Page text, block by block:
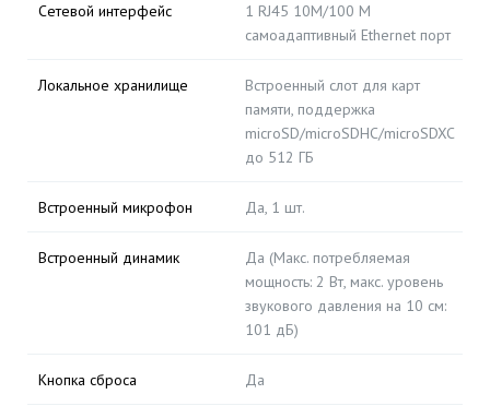
Сетевой интерфейс
1 RJ45 10M/100 M
самоадаптивный Ethernet порт
Локальное хранилище
Встроенный слот для карт
памяти, поддержка
microSD/microSDHC/microSDXC
до 512 ГБ
Встроенный микрофон Да, 1 шт.
Встроенный динамик
Да (Макс. потребляемая
мощность: 2 Вт, макс. уровень
звукового давления на 10 см:
101 дБ)
Кнопка сброса Да